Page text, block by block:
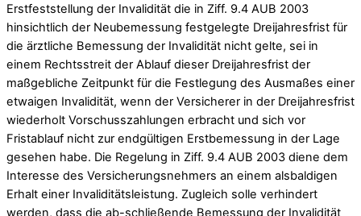
Erstfeststellung der Invalidität die in Ziff. 9.4 AUB 2003
hinsichtlich der Neubemessung festgelegte Dreijahresfrist für
die ärztliche Bemessung der Invalidität nicht gelte, sei in
einem Rechtsstreit der Ablauf dieser Dreijahresfrist der
maßgebliche Zeitpunkt für die Festlegung des Ausmaßes einer
etwaigen Invalidität, wenn der Versicherer in der Dreijahresfrist
wiederholt Vorschusszahlungen erbracht und sich vor
Fristablauf nicht zur endgültigen Erstbemessung in der Lage
gesehen habe. Die Regelung in Ziff. 9.4 AUB 2003 diene dem
Interesse des Versicherungsnehmers an einem alsbaldigen
Erhalt einer Invaliditätsleistung. Zugleich solle verhindert
werden, dass die ab-schließende Bemessung der Invalidität